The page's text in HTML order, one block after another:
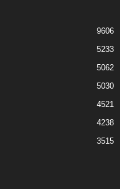
9606
5233
5062
5030
4521
4238
3515